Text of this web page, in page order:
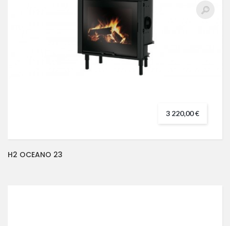
3 220,00 €
H2 OCEANO 23